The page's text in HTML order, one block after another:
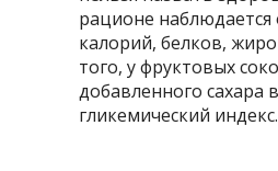
рационе наблюдается
калорий, белков,
того, у фруктовых
добавленного сахара
гликемический индекс.